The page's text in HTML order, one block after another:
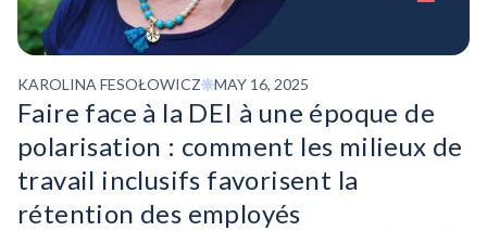
KAROLINA FESOŁOWICZ MAY 16, 2025
Faire face à la DEI à une époque de
polarisation : comment les milieux de
travail inclusifs favorisent la
rétention des employés